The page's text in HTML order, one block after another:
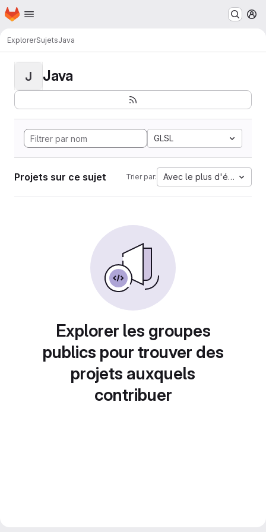
Passer au contenu principal
Page d'accueil
ExplorerSujetsJava
J Java
GLSL
Projets sur ce sujet Trier par: Avec le plus d'étoiles
Explorer les groupes
publics pour trouver des
projets auxquels
contribuer